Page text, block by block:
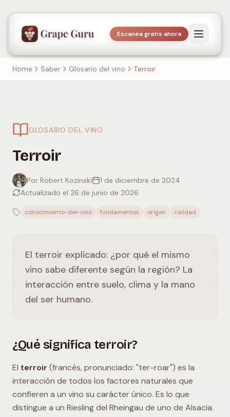
Escanea gratis ahora
Home Saber Glosario del vino Terroir
GLOSARIO DEL VINO
Terroir
Por Robert Kozinski
1 de diciembre de 2024
Actualizado el 26 de junio de 2026
conocimiento-del-vino fundamentos origen calidad
El terroir explicado: ¿por qué el mismo
vino sabe diferente según la región? La
interacción entre suelo, clima y la mano
del ser humano.
¿Qué significa terroir?
El terroir (francés, pronunciado: "ter-roar") es la
interacción de todos los factores naturales que
confieren a un vino su carácter único. Es lo que
distingue a un Riesling del Rheingau de uno de Alsacia.